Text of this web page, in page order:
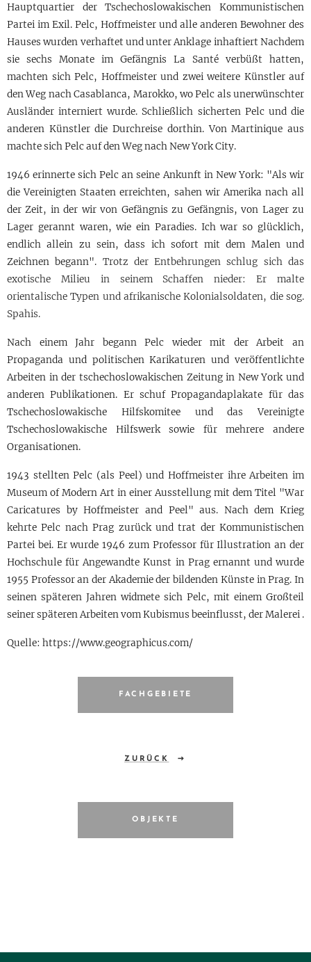
Hauptquartier der Tschechoslowakischen Kommunistischen
Partei im Exil. Pelc, Hoffmeister und alle anderen Bewohner des
Hauses wurden verhaftet und unter Anklage inhaftiert Nachdem
sie sechs Monate im Gefängnis La Santé verbüßt hatten,
machten sich Pelc, Hoffmeister und zwei weitere Künstler auf
den Weg nach Casablanca, Marokko, wo Pelc als unerwünschter
Ausländer interniert wurde. Schließlich sicherten Pelc und die
anderen Künstler die Durchreise dorthin. Von Martinique aus
machte sich Pelc auf den Weg nach New York City.
1946 erinnerte sich Pelc an seine Ankunft in New York: "Als wir
die Vereinigten Staaten erreichten, sahen wir Amerika nach all
der Zeit, in der wir von Gefängnis zu Gefängnis,von Lager zu
Lager gerannt waren, wie ein Paradies. Ich war so glücklich,
endlich allein zu sein, dass ich sofort mit dem Malen und
Zeichnen begann". Trotz der Entbehrungen schlug sich das
exotische Milieu in seinem Schaffen nieder: Er malte
orientalische Typen und afrikanische Kolonialsoldaten, die sog.
Spahis.
Nach einem Jahr begann Pelc wieder mit der Arbeit an
Propaganda und politischen Karikaturen und veröffentlichte
Arbeiten in der tschechoslowakischen Zeitung in New York und
anderen Publikationen. Er schuf Propagandaplakate für das
Tschechoslowakische Hilfskomitee und das Vereinigte
Tschechoslowakische Hilfswerk sowie für mehrere andere
Organisationen.
1943 stellten Pelc (als Peel) und Hoffmeister ihre Arbeiten im
Museum of Modern Art in einer Ausstellung mit dem Titel "War
Caricatures by Hoffmeister and Peel" aus. Nach dem Krieg
kehrte Pelc nach Prag zurück und trat der Kommunistischen
Partei bei. Er wurde 1946 zum Professor für Illustration an der
Hochschule für Angewandte Kunst in Prag ernannt und wurde
1955 Professor an der Akademie der bildenden Künste in Prag. In
seinen späteren Jahren widmete sich Pelc, mit einem Großteil
seiner späteren Arbeiten vom Kubismus beeinflusst, der Malerei .
Quelle: https://www.geographicus.com/
FACHGEBIETE
ZURÜCK
OBJEKTE